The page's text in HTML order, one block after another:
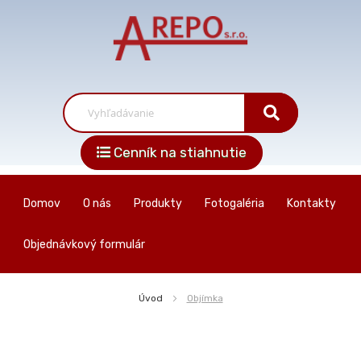
Cenník na stiahnutie
Domov O nás Produkty Fotogaléria Kontakty
Objednávkový formulár
Úvod Objímka